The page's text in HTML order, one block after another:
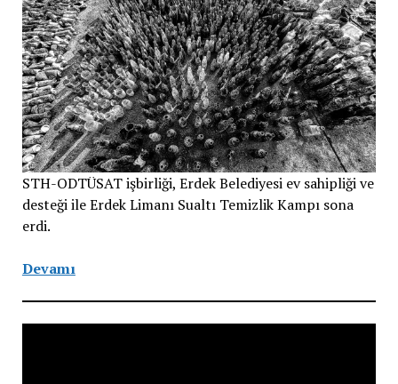
STH-ODTÜSAT işbirliği, Erdek Belediyesi ev sahipliği ve
desteği ile Erdek Limanı Sualtı Temizlik Kampı sona
erdi.
Devamı